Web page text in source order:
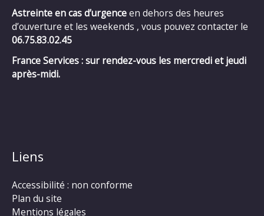
Astreinte en cas d’urgenceen dehors des heures
d’ouverture et les weekends , vous pouvez contacter le
06.75.83.02.45
France Services : sur rendez-vous les mercredi et jeudi
après-midi.
Liens
Accessibilité : non conforme
Plan du site
Mentions légales